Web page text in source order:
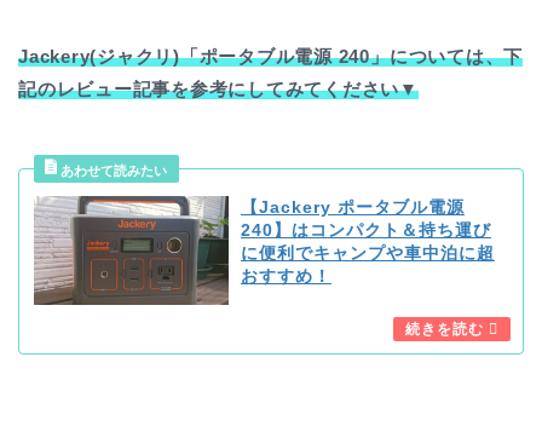
Jackery(ジャクリ)「ポータブル電源 240」については、下
記のレビュー記事を参考にしてみてください▼
【Jackery ポータブル電源
240】はコンパクト＆持ち運び
に便利でキャンプや車中泊に超
おすすめ！